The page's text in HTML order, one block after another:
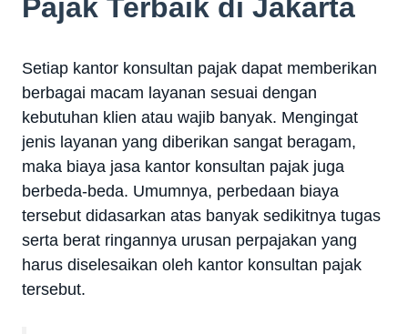
Pajak Terbaik di Jakarta
Setiap kantor konsultan pajak dapat memberikan
berbagai macam layanan sesuai dengan
kebutuhan klien atau wajib banyak. Mengingat
jenis layanan yang diberikan sangat beragam,
maka biaya jasa kantor konsultan pajak juga
berbeda-beda. Umumnya, perbedaan biaya
tersebut didasarkan atas banyak sedikitnya tugas
serta berat ringannya urusan perpajakan yang
harus diselesaikan oleh kantor konsultan pajak
tersebut.